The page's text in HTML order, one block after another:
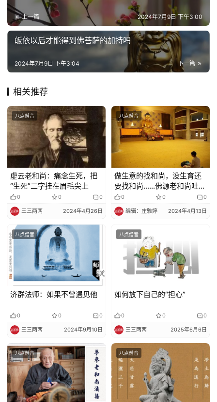
艺
术
政
法
免
责
声
明
上一篇 2024年7月9日 下午3:00
皈依以后才能得到佛菩萨的加持吗
下一篇
2024年7月9日 下午3:04
相关推荐
八点僧音
虚云老和尚：痛念生死，把
“生死”二字挂在眉毛尖上
0 0 0
三三两两 2024年4月26日
八点僧音
做生意的找和尚，没生育还
要找和尚……佛源老和尚吐槽
和尚难当
0 0 0
编辑：庄雅婷 2024年4月13日
八点僧音
济群法师：如果不曾遇见他
0 0 0
三三两两 2024年9月10日
八点僧音
如何放下自己的“担心”
0 0 0
三三两两 2025年6月6日
八点僧音 八点僧音